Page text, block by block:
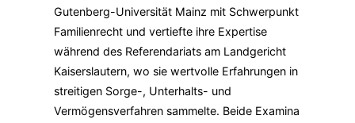
Gutenberg-Universität Mainz mit Schwerpunkt
Familienrecht und vertiefte ihre Expertise
während des Referendariats am Landgericht
Kaiserslautern, wo sie wertvolle Erfahrungen in
streitigen Sorge-, Unterhalts- und
Vermögensverfahren sammelte. Beide Examina